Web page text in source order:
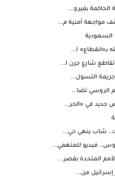
الحاكمة بفيرو...
مواجهة أمنية م...
السعودية
بـ«انقطاع» ا...
جريمة التسول...
الروسي تضا...
جديد في «الحر...
شاب ينهي حي...
فيديو للمتهمي...
المتحدة بقصر...
إسرائيل من...